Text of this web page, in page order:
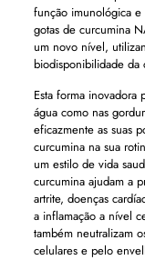
função imunológica
gotas de curcumina
um novo nível,
biodisponibilidade da
Esta forma inovadora
água como nas
eficazmente as suas
curcumina na sua
um estilo de vida
curcumina ajudam a
artrite, doenças
a inflamação a nível
também neutralizam
celulares e pelo